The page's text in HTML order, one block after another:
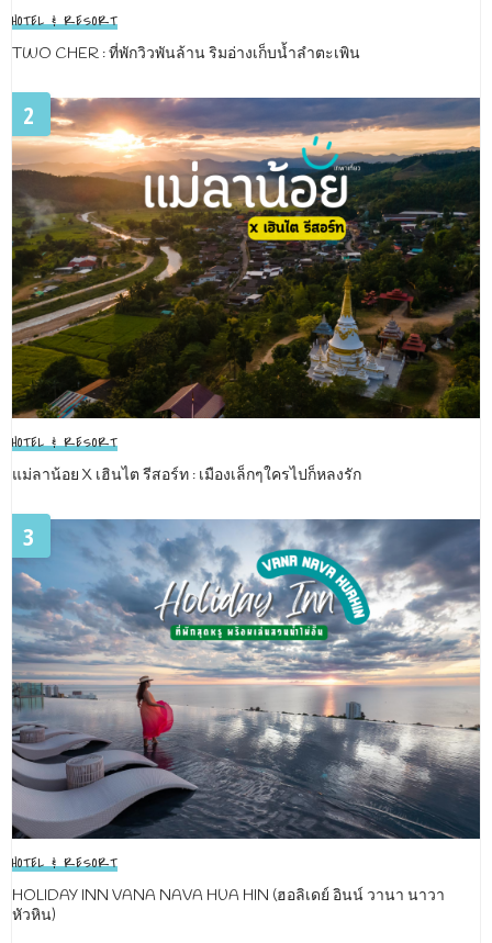
HOTEL & RESORT
TWO CHER : ที่พักวิวพันล้าน ริมอ่างเก็บน้ำลำตะเพิน
2
HOTEL & RESORT
แม่ลาน้อย X เฮินไต รีสอร์ท : เมืองเล็กๆใครไปก็หลงรัก
3
HOTEL & RESORT
HOLIDAY INN VANA NAVA HUA HIN (ฮอลิเดย์ อินน์ วานา นาวา
หัวหิน)